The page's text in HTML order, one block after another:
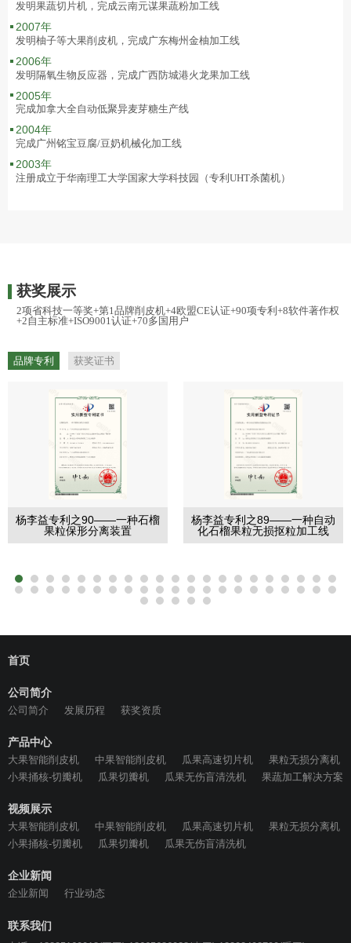
发明果蔬切片机，完成云南元谋果蔬粉加工线
2007年
发明柚子等大果削皮机，完成广东梅州金柚加工线
2006年
发明隔氧生物反应器，完成广西防城港火龙果加工线
2005年
完成加拿大全自动低聚异麦芽糖生产线
2004年
完成广州铭宝豆腐/豆奶机械化加工线
2003年
注册成立于华南理工大学国家大学科技园（专利UHT杀菌机）
获奖展示
2项省科技一等奖+第1品牌削皮机+4欧盟CE认证+90项专利+8软件著作权
+2自主标准+ISO9001认证+70多国用户
品牌专利 获奖证书
杨李益专利之90——一种石榴
果粒保形分离装置
杨李益专利之89——一种自动
化石榴果粒无损抠粒加工线
首页
公司简介
公司简介 发展历程 获奖资质
产品中心
大果智能削皮机 中果智能削皮机 瓜果高速切片机
果粒无损分离机
小果捅核-切瓣机
瓜果切瓣机 瓜果无伤盲清洗机 果蔬加工解决方案
视频展示
大果智能削皮机 中果智能削皮机 瓜果高速切片机
果粒无损分离机
小果捅核-切瓣机
瓜果切瓣机 瓜果无伤盲清洗机
企业新闻
企业新闻 行业动态
联系我们